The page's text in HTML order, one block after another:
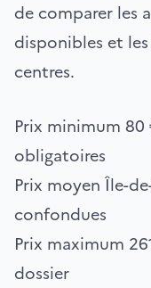
de comparer les
disponibles et
centres.
Prix minimum 80
obligatoires
Prix moyen Île-
confondues
Prix maximum
dossier